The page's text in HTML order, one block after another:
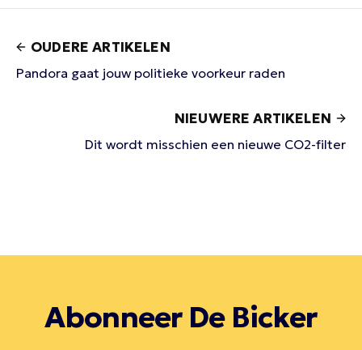
OUDERE ARTIKELEN
Pandora gaat jouw politieke voorkeur raden
NIEUWERE ARTIKELEN
Dit wordt misschien een nieuwe CO2-filter
Abonneer De Bicker